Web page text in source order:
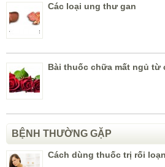
Các loại ung thư gan
Bài thuốc chữa mất ngủ từ
BỆNH THƯỜNG GẶP
Cách dùng thuốc trị rối